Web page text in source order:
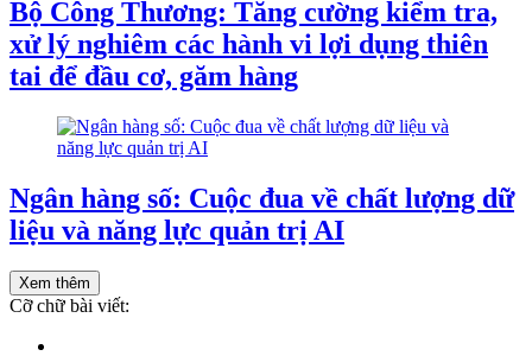
Bộ Công Thương: Tăng cường kiểm tra,
xử lý nghiêm các hành vi lợi dụng thiên
tai để đầu cơ, găm hàng
Ngân hàng số: Cuộc đua về chất lượng dữ
liệu và năng lực quản trị AI
Xem thêm
Cỡ chữ bài viết: